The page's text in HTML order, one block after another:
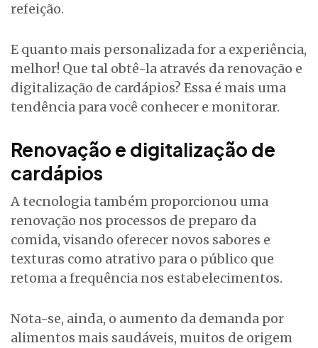
refeição.
E quanto mais personalizada for a experiência,
melhor! Que tal obtê-la através da renovação e
digitalização de cardápios? Essa é mais uma
tendência para você conhecer e monitorar.
Renovação e digitalização de
cardápios
A tecnologia também proporcionou uma
renovação nos processos de preparo da
comida, visando oferecer novos sabores e
texturas como atrativo para o público que
retoma a frequência nos estabelecimentos.
Nota-se, ainda, o aumento da demanda por
alimentos mais saudáveis, muitos de origem